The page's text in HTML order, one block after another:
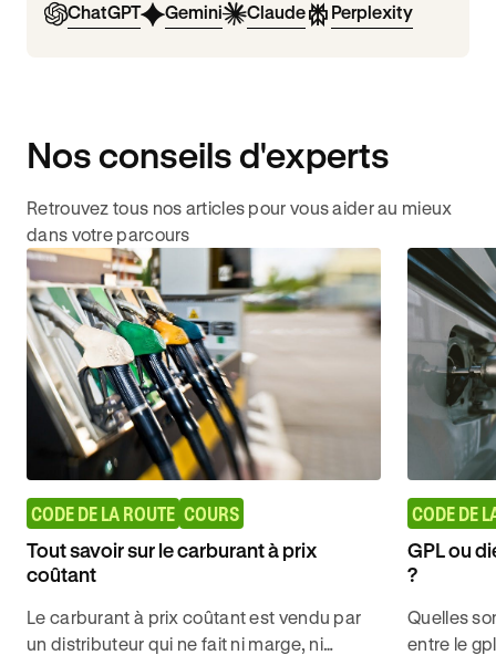
ChatGPT Gemini Claude Perplexity
Nos conseils d'experts
Retrouvez tous nos articles pour vous aider au mieux
dans votre parcours
CODE DE LA ROUTE COURS
Tout savoir sur le carburant à prix
coûtant
Le carburant à prix coûtant est vendu par
un distributeur qui ne fait ni marge, ni
CODE DE
GPL ou
?
Quelles
entre le